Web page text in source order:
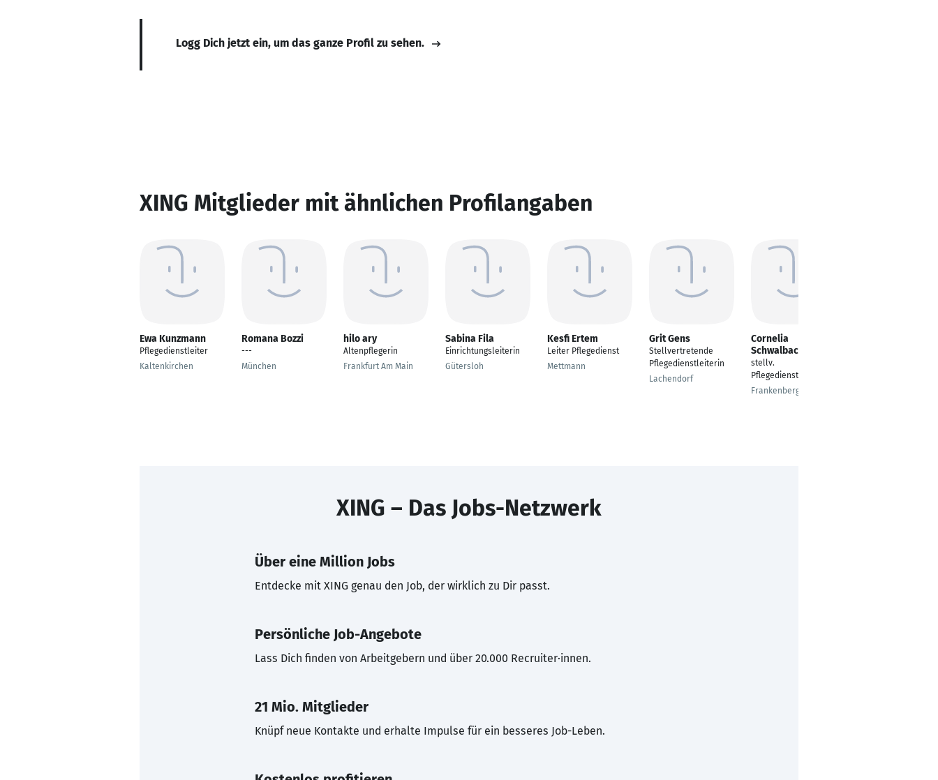
Logg Dich jetzt ein, um das ganze Profil zu sehen.
XING Mitglieder mit ähnlichen Profilangaben
Ewa Kunzmann
Pflegedienstleiter
Kaltenkirchen
Romana Bozzi
---
München
hilo ary
Altenpflegerin
Frankfurt Am Main
Sabina Fila
Einrichtungsleiterin
Gütersloh
Kesfi Ertem
Leiter Pflegedienst
Mettmann
Grit Gens
Stellvertretende
Pflegedienstleiterin
Lachendorf
Cornelia
Schwalbach
stellv.
Pflegedienstleitung
Frankenberg/Sa.
XING – Das Jobs-Netzwerk
Über eine Million Jobs
Entdecke mit XING genau den Job, der wirklich zu Dir passt.
Persönliche Job-Angebote
Lass Dich finden von Arbeitgebern und über 20.000 Recruiter·innen.
21 Mio. Mitglieder
Knüpf neue Kontakte und erhalte Impulse für ein besseres Job-Leben.